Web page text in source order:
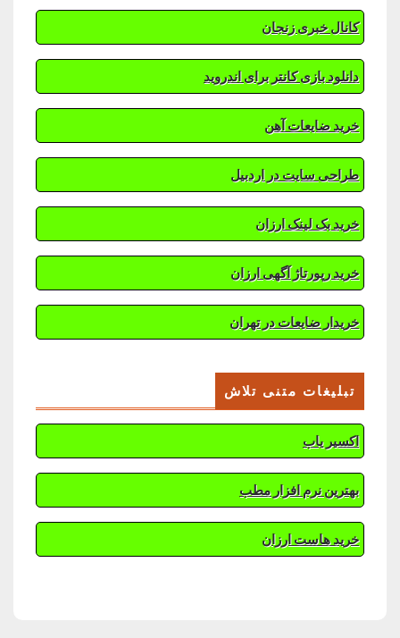
کانال خبری زنجان
دانلود بازی کانتر برای اندروید
خرید ضایعات آهن
طراحی سایت در اردبیل
خرید بک لینک ارزان
خرید رپورتاژ آگهی ارزان
خریدار ضایعات در تهران
تبلیغات متنی تلاش
اکسیر یاب
بهترین نرم افزار مطب
خرید هاست ارزان